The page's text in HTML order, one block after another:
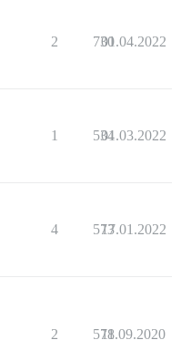
2 730
01.04.2022
1 534
01.03.2022
4 573
17.01.2022
2 578
11.09.2020